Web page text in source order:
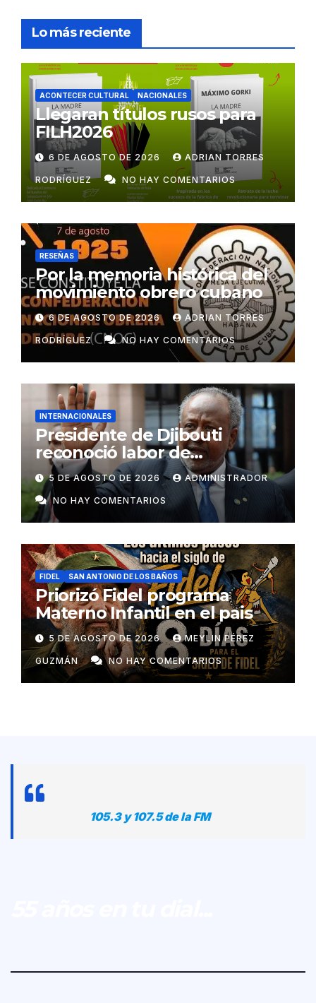
Lo más reciente
ACONTECER CULTURAL NACIONALES
Llegaran títulos rusos para
FILH2026
6 DE AGOSTO DE 2026 ADRIAN TORRES
RODRÍGUEZ NO HAY COMENTARIOS
RESEÑAS
Por la memoria histórica del
movimiento obrero cubano
6 DE AGOSTO DE 2026 ADRIAN TORRES
RODRÍGUEZ NO HAY COMENTARIOS
INTERNACIONALES
Presidente de Djibouti
reconoció labor de
colaboradores de Cuba
5 DE AGOSTO DE 2026 ADMINISTRADOR
NO HAY COMENTARIOS
FIDEL SAN ANTONIO DE LOS BAÑOS
Priorizó Fidel programa
Materno Infantil en el pais
5 DE AGOSTO DE 2026 MEYLIN PÉREZ
GUZMÁN NO HAY COMENTARIOS
105.3 y 107.5 de la FM